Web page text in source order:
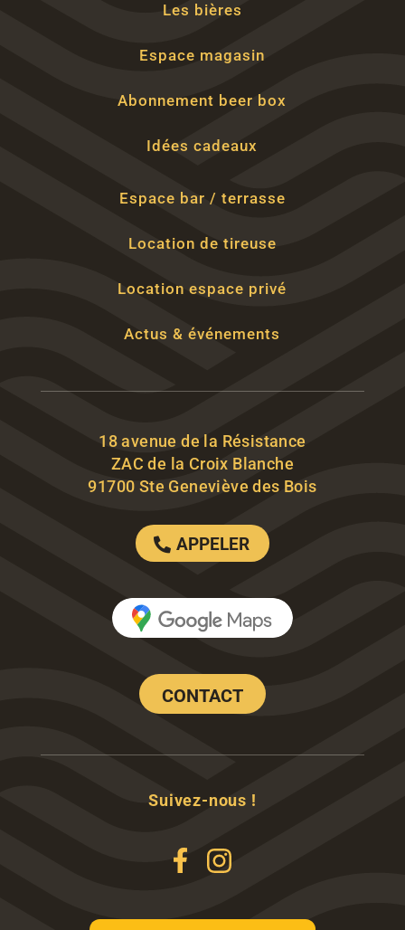
Les bières
Espace magasin
Abonnement beer box
Idées cadeaux
Espace bar / terrasse
Location de tireuse
Location espace privé
Actus & événements
18 avenue de la Résistance
ZAC de la Croix Blanche
91700 Ste Geneviève des Bois
APPELER
CONTACT
Suivez-nous !